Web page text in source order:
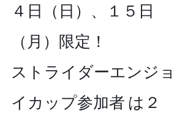
４日（日）、１５日
（月）限定！
ストライダーエンジョ
イカップ参加者 は２